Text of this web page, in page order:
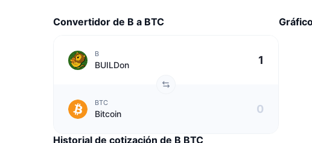
Convertidor de B a BTC
B
BUILDon
BTC
Bitcoin
Historial de cotización de B BTC